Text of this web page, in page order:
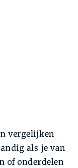
vergelijken
als je van
of onderdelen